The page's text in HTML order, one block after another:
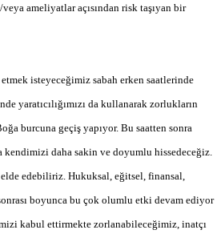
ameliyatlar açısından risk taşıyan bir
isteyeceğimiz sabah erken saatlerinde
yaratıcılığımızı da kullanarak zorlukların
burcuna geçiş yapıyor. Bu saatten sonra
kendimizi daha sakin ve doyumlu hissedeceğiz.
edebiliriz. Hukuksal, eğitsel, finansal,
boyunca bu çok olumlu etki devam ediyor
kabul ettirmekte zorlanabileceğimiz, inatçı